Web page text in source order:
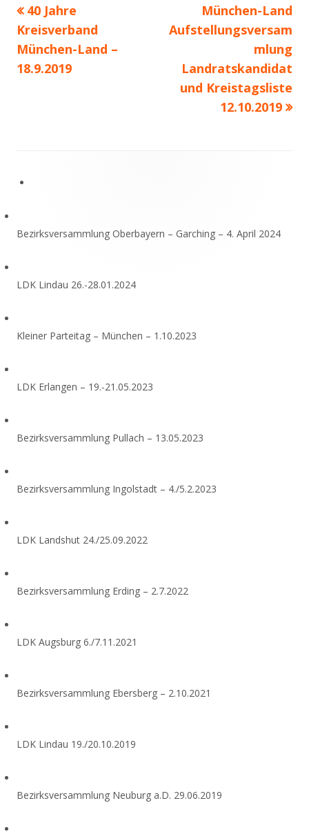
Beitrags-
Navigation
Vorheriger
Beitrag:
40 Jahre
Kreisverband
München-Land –
18.9.2019
Nächster
Beitrag
München-Land
Aufstellungsversam
mlung
Landratskandidat
und Kreistagsliste
12.10.2019
Inhalt
Bezirksversammlung Oberbayern – Garching – 4. April 2024
LDK Lindau 26.-28.01.2024
Kleiner Parteitag – München – 1.10.2023
LDK Erlangen – 19.-21.05.2023
Bezirksversammlung Pullach – 13.05.2023
Bezirksversammlung Ingolstadt – 4./5.2.2023
LDK Landshut 24./25.09.2022
Bezirksversammlung Erding – 2.7.2022
LDK Augsburg 6./7.11.2021
Bezirksversammlung Ebersberg – 2.10.2021
LDK Lindau 19./20.10.2019
Bezirksversammlung Neuburg a.D. 29.06.2019